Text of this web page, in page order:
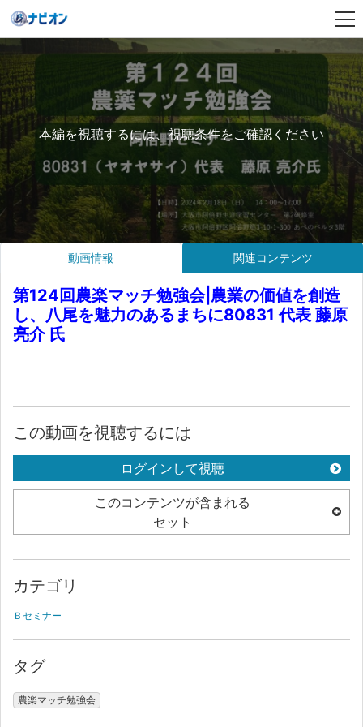
本編を視聴するには、視聴条件をご確認ください
動画情報 関連コンテンツ
第124回農楽マッチ勉強会|農業の価値を創造
し、八尾を魅力のあるまちに80831 代表 藤原
亮介 氏
この動画を視聴するには
ログインして視聴
このコンテンツが含まれる
セット
カテゴリ
Ｂセミナー
タグ
農楽マッチ勉強会